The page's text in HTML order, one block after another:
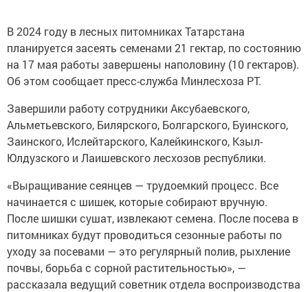
В 2024 году в лесных питомниках Татарстана
планируется засеять семенами 21 гектар, по состоянию
на 17 мая работы завершены наполовину (10 гектаров).
Об этом сообщает пресс-служба Минлесхоза РТ.
Завершили работу сотрудники Аксубаевского,
Альметьевского, Билярского, Болгарского, Буинского,
Заинского, Ислейтарского, Калейкинского, Кзыл-
Юлдузского и Лаишевского лесхозов республики.
«Выращивание сеянцев — трудоемкий процесс. Все
начинается с шишек, которые собирают вручную.
После шишки сушат, извлекают семена. После посева в
питомниках будут проводиться сезонные работы по
уходу за посевами — это регулярный полив, рыхление
почвы, борьба с сорной растительностью», —
рассказала ведущий советник отдела воспроизводства